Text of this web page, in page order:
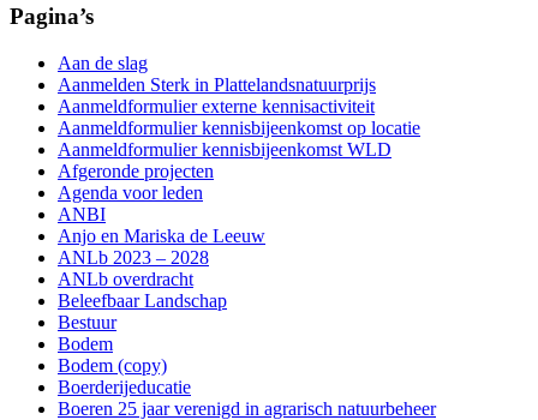
Pagina’s
Aan de slag
Aanmelden Sterk in Plattelandsnatuurprijs
Aanmeldformulier externe kennisactiviteit
Aanmeldformulier kennisbijeenkomst op locatie
Aanmeldformulier kennisbijeenkomst WLD
Afgeronde projecten
Agenda voor leden
ANBI
Anjo en Mariska de Leeuw
ANLb 2023 – 2028
ANLb overdracht
Beleefbaar Landschap
Bestuur
Bodem
Bodem (copy)
Boerderijeducatie
Boeren 25 jaar verenigd in agrarisch natuurbeheer